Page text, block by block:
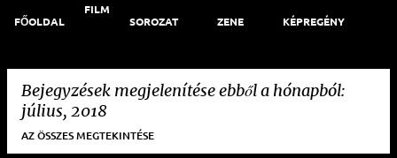
FŐOLDAL
FILM
SOROZAT
ZENE KÉPREGÉNY
Bejegyzések megjelenítése ebből a hónapból:
július, 2018
AZ ÖSSZES MEGTEKINTÉSE